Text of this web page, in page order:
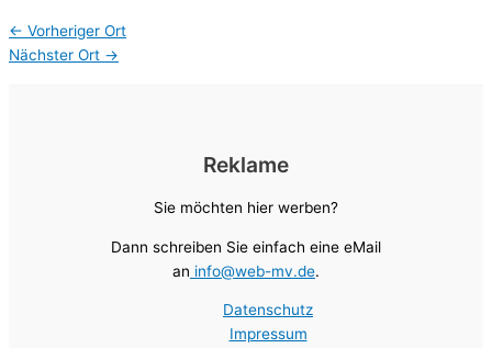
← Vorheriger Ort
Nächster Ort →
Reklame
Sie möchten hier werben?
Dann schreiben Sie einfach eine eMail
an info@web-mv.de.
Datenschutz
Impressum